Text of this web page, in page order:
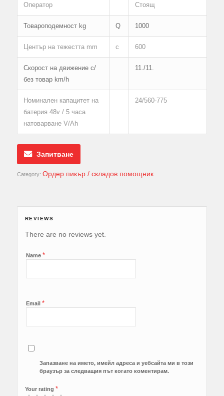
Оператор Стоящ
Товароподемност kg Q 1000
Център на тежестта mm c 600
Скорост на движение с/
без товар km/h
11./11.
Номинален капацитет на
батерия 48v / 5 часа
натоварване V/Аh
24/560-775
Запитване
Category: Ордер пикър / складов помощник
REVIEWS
There are no reviews yet.
Name *
Email *
Запазване на името, имейл адреса и уебсайта ми в този
браузър за следващия път когато коментирам.
Your rating *